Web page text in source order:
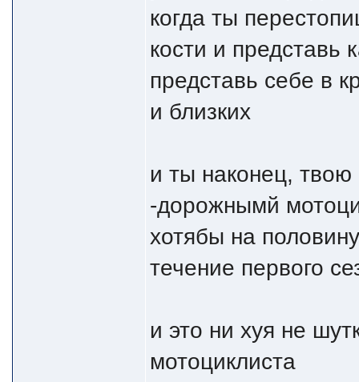
когда ты
кости и представь
представь себе в
и близких
и ты наконец,
-дорожнымй
хотябы на
течение первого
и это ни хуя не
мотоциклиста